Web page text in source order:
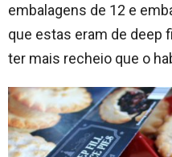
embalagens de 12 e
que estas eram de deep
ter mais recheio que o